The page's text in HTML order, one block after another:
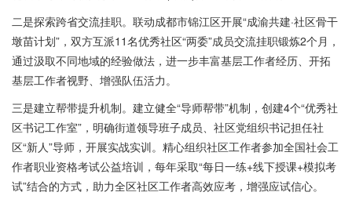
二是探索跨省交流挂职。联动成都市锦江区开展“成渝共建·社区骨干
墩苗计划”，双方互派11名优秀社区“两委”成员交流挂职锻炼2个月，
通过汲取不同地域的经验做法，进一步丰富基层工作者经历、开拓
基层工作者视野、增强队伍活力。
三是建立帮带提升机制。建立健全“导师帮带”机制，创建4个“优秀社
区书记工作室”，明确街道领导班子成员、社区党组织书记担任社
区“新人”导师，开展实战实训。精心组织社区工作者参加全国社会工
作者职业资格考试公益培训，每年采取“每日一练+线下授课+模拟考
试”结合的方式，助力全区社区工作者高效应考，增强应试信心。